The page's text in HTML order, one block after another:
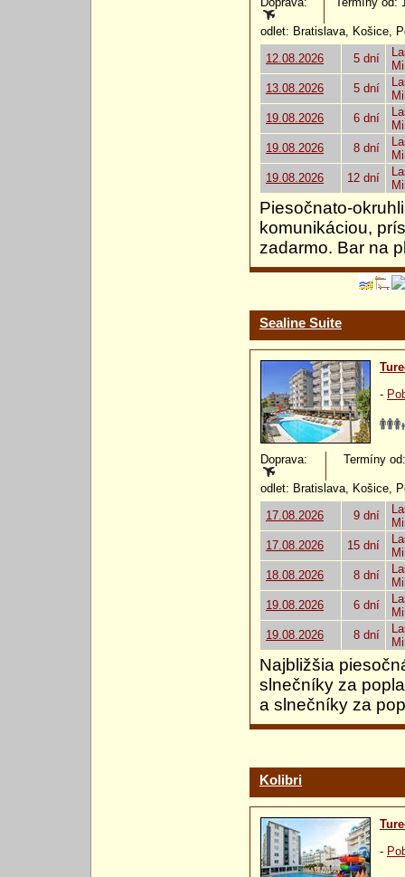
odlet: Bratislava, Košice,
12.08.2026
5 dní
13.08.2026
5 dní
19.08.2026
6 dní
19.08.2026
8 dní
19.08.2026
12 dní
Piesočnato-
komunikáciou,
zadarmo. Bar na
Sealine Suite
-
Doprava: Termíny
odlet: Bratislava, Košice,
17.08.2026
9 dní
17.08.2026
15 dní
18.08.2026
8 dní
19.08.2026
6 dní
19.08.2026
8 dní
Najbližšia
slnečníky za
a slnečníky za
Kolibri
-